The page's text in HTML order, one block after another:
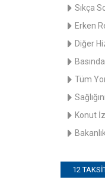
Sıkça
Erken
Diğer
Tüm
Konut
12